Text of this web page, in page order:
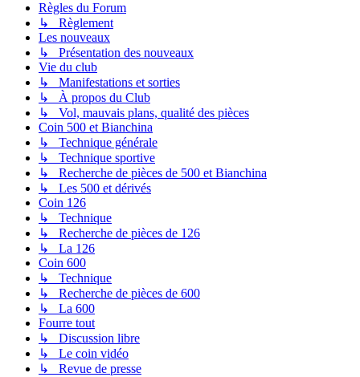
Règles du Forum
↳ Règlement
Les nouveaux
↳ Présentation des nouveaux
Vie du club
↳ Manifestations et sorties
↳ À propos du Club
↳ Vol, mauvais plans, qualité des pièces
Coin 500 et Bianchina
↳ Technique générale
↳ Technique sportive
↳ Recherche de pièces de 500 et Bianchina
↳ Les 500 et dérivés
Coin 126
↳ Technique
↳ Recherche de pièces de 126
↳ La 126
Coin 600
↳ Technique
↳ Recherche de pièces de 600
↳ La 600
Fourre tout
↳ Discussion libre
↳ Le coin vidéo
↳ Revue de presse